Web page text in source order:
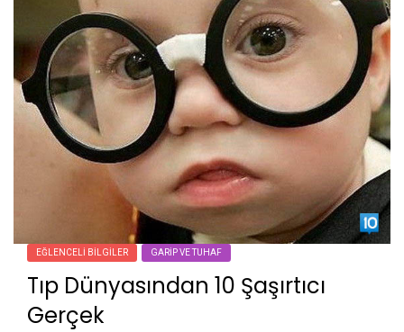
EĞLENCELI BILGILER GARIP VE TUHAF
Tıp Dünyasından 10 Şaşırtıcı
Gerçek